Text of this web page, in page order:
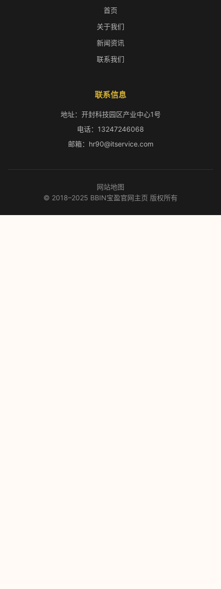
首页
关于我们
新闻资讯
联系我们
联系信息
地址：开封科技园区产业中心1号
电话：13247246068
邮箱：hr90@itservice.com
网站地图
© 2018–2025 BBIN宝盈官网主页 版权所有